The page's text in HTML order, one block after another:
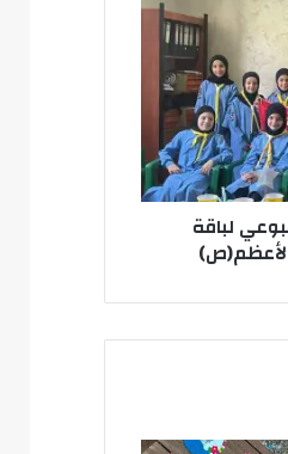
لباقة